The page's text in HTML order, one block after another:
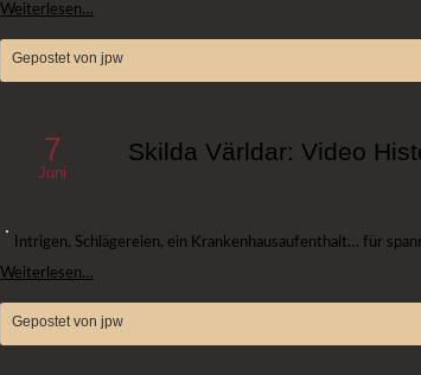
Weiterlesen…
Gepostet von jpw
7
Juni
Skilda Världar: Video
Intrigen, Schlägereien, ein Krankenhausaufenthalt… für
Weiterlesen…
Gepostet von jpw